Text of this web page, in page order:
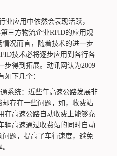
应用中依然会表现活跃，
三方物流企业RFID的应用规
况而言，随着技术的进一步
技术必将逐步应用到各行各
步得到拓展。动讯网认为2009
如下几个：
系统：近些年高速公路发展非
存在一些问题，如，收费站
在高速公路自动收费上能够充
辆高速通过收费站的同时自动
题，提高了车行速度，避免